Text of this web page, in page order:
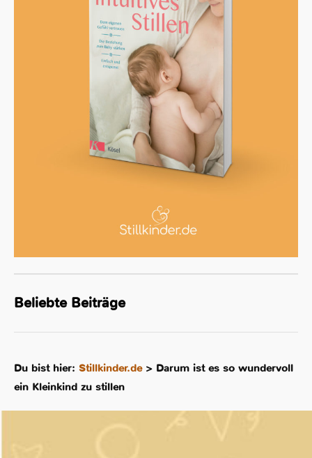
Beliebte Beiträge
Du bist hier: Stillkinder.de> Darum ist es so wundervoll
ein Kleinkind zu stillen